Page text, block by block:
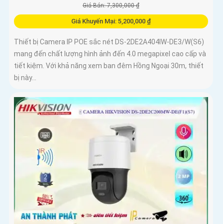
Giá Bán: 7,300,000 ₫
Giá Khuyến Mại: 5,200,000 ₫
Thiết bị Camera IP POE sắc nét DS-2DE2A404IW-DE3/W(S6)
mang đến chất lượng hình ảnh đến 4.0 megapixel cao cấp và
tiết kiệm. Với khả năng xem ban đêm Hồng Ngoại 30m, thiết
bị này...